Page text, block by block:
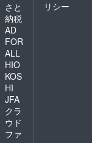
さと
納税
AD
FOR
ALL
HIO
KOS
HI
JFA
クラ
ウド
ファ
リシー